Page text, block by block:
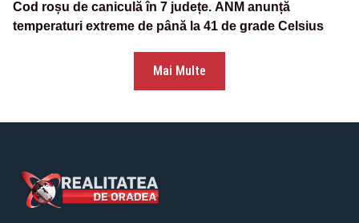
Cod roșu de caniculă în 7 județe. ANM anunță
temperaturi extreme de până la 41 de grade Celsius
Mai Multe